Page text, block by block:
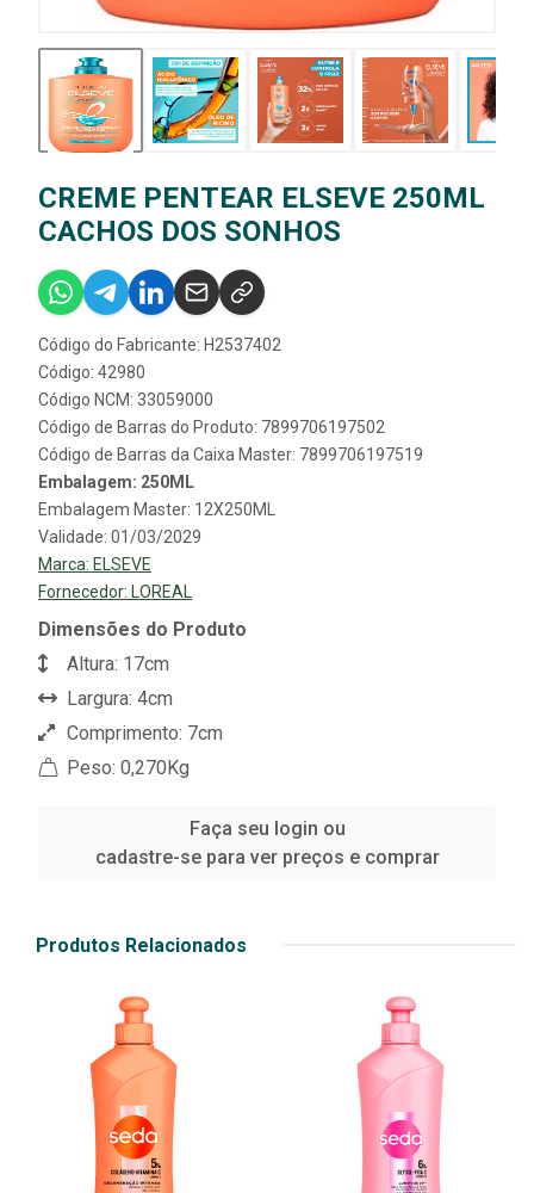
CREME PENTEAR ELSEVE 250ML
CACHOS DOS SONHOS
Código do Fabricante: H2537402
Código: 42980
Código NCM: 33059000
Código de Barras do Produto: 7899706197502
Código de Barras da Caixa Master: 7899706197519
Embalagem: 250ML
Embalagem Master: 12X250ML
Validade: 01/03/2029
Marca: ELSEVE
Fornecedor:
LOREAL
Dimensões do Produto
Altura: 17cm
Largura: 4cm
Comprimento: 7cm
Peso: 0,270Kg
Faça seu login ou
cadastre-se para ver preços e comprar
Produtos Relacionados